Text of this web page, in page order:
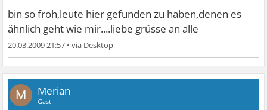
bin so froh,leute hier gefunden zu haben,denen es
ähnlich geht wie mir....liebe grüsse an alle
20.03.2009 21:57 •
M Merian
Gast